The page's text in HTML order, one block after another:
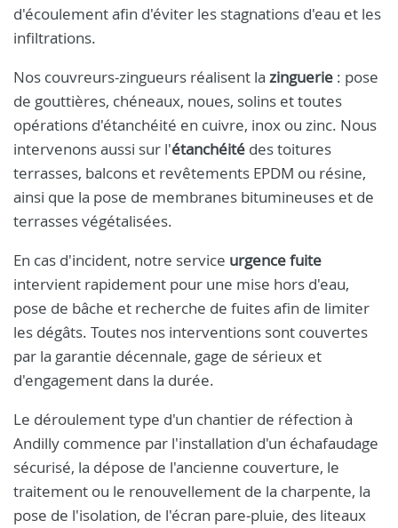
d'écoulement afin d'éviter les stagnations d'eau et les
infiltrations.
Nos couvreurs-zingueurs réalisent la zinguerie : pose
de gouttières, chéneaux, noues, solins et toutes
opérations d'étanchéité en cuivre, inox ou zinc. Nous
intervenons aussi sur l'étanchéité des toitures
terrasses, balcons et revêtements EPDM ou résine,
ainsi que la pose de membranes bitumineuses et de
terrasses végétalisées.
En cas d'incident, notre service urgence fuite
intervient rapidement pour une mise hors d'eau,
pose de bâche et recherche de fuites afin de limiter
les dégâts. Toutes nos interventions sont couvertes
par la garantie décennale, gage de sérieux et
d'engagement dans la durée.
Le déroulement type d'un chantier de réfection à
Andilly commence par l'installation d'un échafaudage
sécurisé, la dépose de l'ancienne couverture, le
traitement ou le renouvellement de la charpente, la
pose de l'isolation, de l'écran pare‑pluie, des liteaux